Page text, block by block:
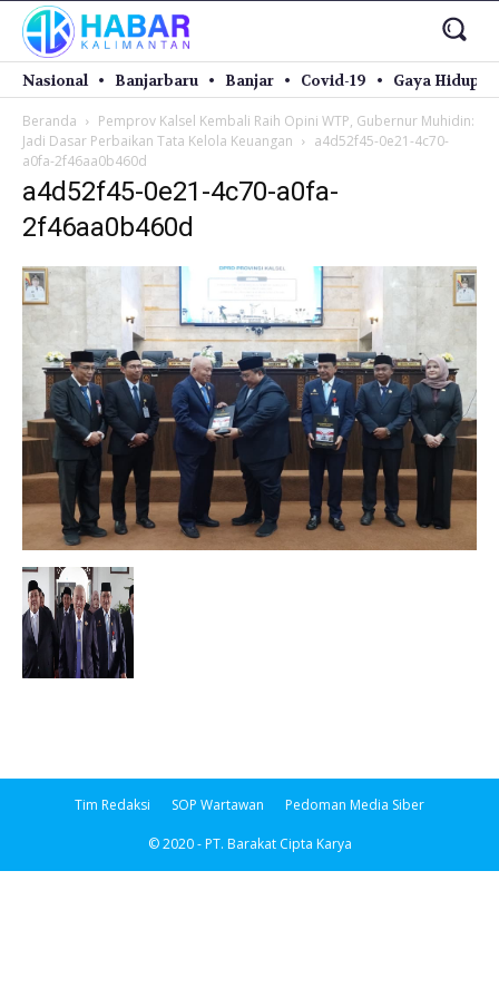
Nasional Banjarbaru Banjar Covid-19 Gaya Hidup
Beranda
Pemprov Kalsel Kembali Raih Opini WTP, Gubernur Muhidin:
Jadi Dasar Perbaikan Tata Kelola Keuangan
a4d52f45-0e21-4c70-
a0fa-2f46aa0b460d
a4d52f45-0e21-4c70-a0fa-
2f46aa0b460d
Tim Redaksi SOP Wartawan Pedoman Media Siber
© 2020 - PT. Barakat Cipta Karya